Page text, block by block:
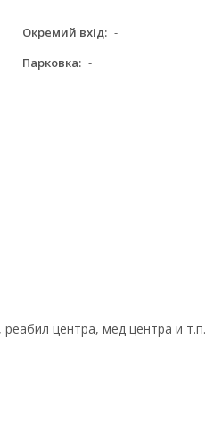
Окремий вхід: -
Парковка: -
центра, мед центра и т.п.